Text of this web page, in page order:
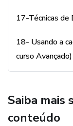
17-Técnicas de
18- Usando a
curso Avançado)
Saiba mais
conteúdo